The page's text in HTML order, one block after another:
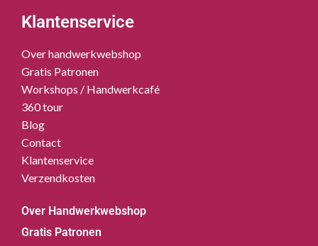
Klantenservice
Over handwerkwebshop
Gratis Patronen
Workshops / Handwerkcafé
360 tour
Blog
Contact
Klantenservice
Verzendkosten
Over Handwerkwebshop
Gratis Patronen